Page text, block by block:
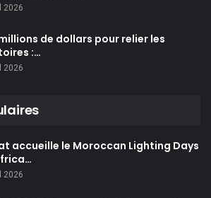
2026
de dollars pour relier les
:…
2026
accueille le Moroccan Lighting Days
2026